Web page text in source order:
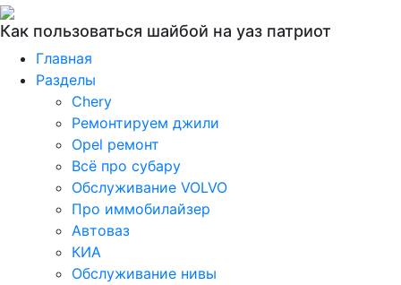
Как пользоваться шайбой на уаз патриот
Главная
Разделы
Chery
Ремонтируем джили
Opel ремонт
Всё про субару
Обслуживание VOLVO
Про иммобилайзер
Автоваз
КИА
Обслуживание нивы